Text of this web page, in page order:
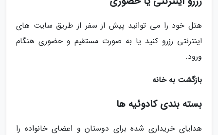
هتل خود را می توانید پیش از سفر از طریق سایت های
اینترنتی رزرو کنید یا به صورت مستقیم و حضوری هنگام
ورود.
بازگشت به خانه
بسته بندی کادوئیه ها
هدایای خریداری شده برای دوستان و اعضای خانواده را